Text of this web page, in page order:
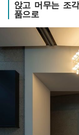
앉고 머무는 조
품으로